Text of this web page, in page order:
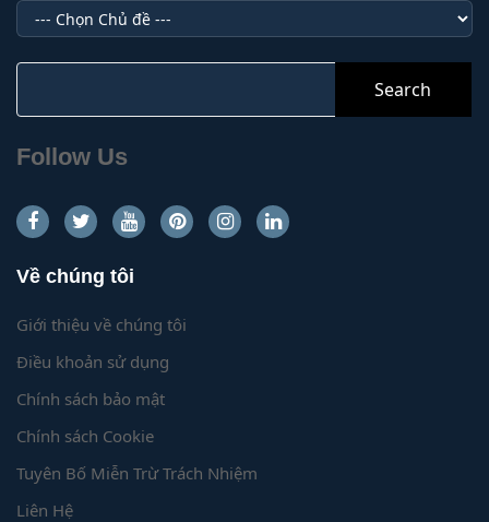
Danh
Mục
Search
Follow Us
Về chúng tôi
Giới thiệu về chúng tôi
Điều khoản sử dụng
Chính sách bảo mật
Chính sách Cookie
Tuyên Bố Miễn Trừ Trách Nhiệm
Liên Hệ